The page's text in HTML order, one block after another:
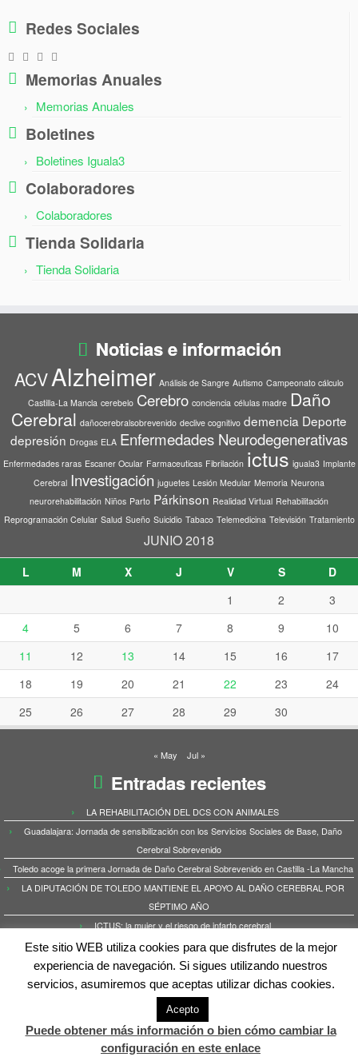
Redes Sociales
Memorias Anuales
Memorias Anuales
Boletines
Boletines Iguala3
Colaboradores
Colaboradores
Tienda Solidaria
Tienda Solidaria
Noticias e información
ACVAlzheimer Análisis de Sangre Autismo Campeonato cálculo
Castilla-La Mancla cerebelo Cerebro conciencia células madre Daño
Cerebral dañocerebralsobrevenido declive cognitivo demencia Deporte
depresión Drogas ELA Enfermedades Neurodegenerativas
Enfermedades raras Escaner Ocular Farmaceuticas Fibrilación ictus iguala3 Implante
Cerebral Investigación juguetes Lesión Medular Memoria Neurona
neurorehabilitación Niños Parto Párkinson Realidad Virtual Rehabilitación
Reprogramación Celular Salud Sueño Suicidio Tabaco Telemedicina Televisión Tratamiento
JUNIO 2018
L M X J V S
D
1
2
3
4
5 6 7 8 9
10
11
12 13 14 15 16
17
18
19 20 21 22 23
24
25
26 27 28 29 30
« May Jul »
Entradas recientes
LA REHABILITACIÓN DEL DCS CON ANIMALES
Guadalajara: Jornada de sensibilización con los Servicios Sociales de Base, Daño
Cerebral Sobrevenido
Toledo acoge la primera Jornada de Daño Cerebral Sobrevenido en Castilla -La Mancha
LA DIPUTACIÓN DE TOLEDO MANTIENE EL APOYO AL DAÑO CEREBRAL POR
SÉPTIMO AÑO
ICTUS: la mujer y el riesgo de infarto cerebral
Este sitio WEB utiliza cookies para que disfrutes de la mejor
experiencia de navegación. Si sigues utilizando nuestros
servicios, asumiremos que aceptas utilizar dichas cookies.
Acepto
Puede obtener más información o bien cómo cambiar la
configuración en este enlace